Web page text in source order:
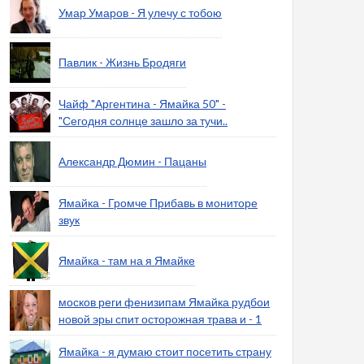
Умар Умаров - Я улечу с тобою
Павлик - Жизнь Бродяги
Чайф "Аргентина - Ямайка 50" -
"Сегодня солнце зашло за тучи..
Александр Дюмин - Пацаны
Ямайка - Громче Прибавь в мониторе
звук
Ямайка - там на я Ямайке
москов реги фенизипам Ямайка рудбои
новой эры спит осторожная трава и - 1
Ямайка - я думаю стоит посетить страну